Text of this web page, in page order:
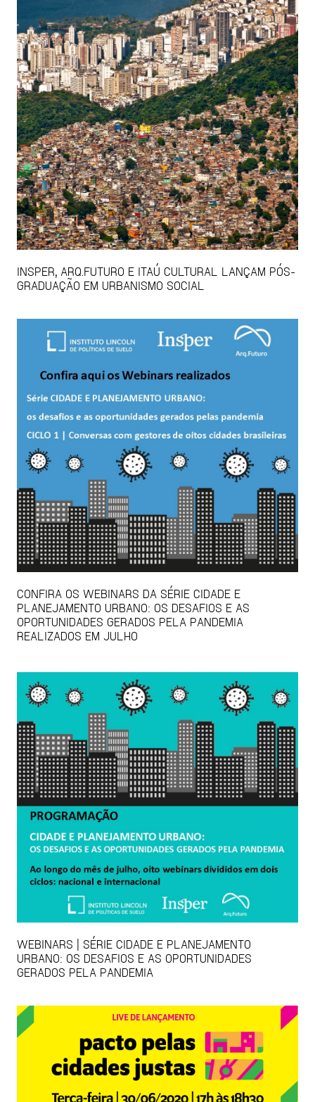
INSPER, ARQ.FUTURO E ITAÚ CULTURAL LANÇAM PÓS-
GRADUAÇÃO EM URBANISMO SOCIAL
CONFIRA OS WEBINARS DA SÉRIE CIDADE E
PLANEJAMENTO URBANO: OS DESAFIOS E AS
OPORTUNIDADES GERADOS PELA PANDEMIA
REALIZADOS EM JULHO
WEBINARS | SÉRIE CIDADE E PLANEJAMENTO
URBANO: OS DESAFIOS E AS OPORTUNIDADES
GERADOS PELA PANDEMIA